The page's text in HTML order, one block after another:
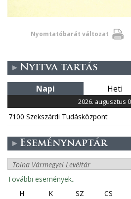
Nyomtatóbarát változat
Nyitva tartás
Napi Heti
2026. augusztus
7100 Szekszárdi Tudásközpont
Eseménynaptár
További események..
H
K SZ CS